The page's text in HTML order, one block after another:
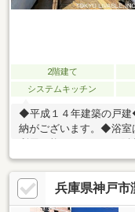
2階建て
システムキッチン
◆平成１４年建築の戸
納がございます。◆浴室
阪急神戸線「六甲」駅
り徒歩約11分◆建物面積
につき陽当り良好です
による制限あり。)●摩
兵庫県神戸市